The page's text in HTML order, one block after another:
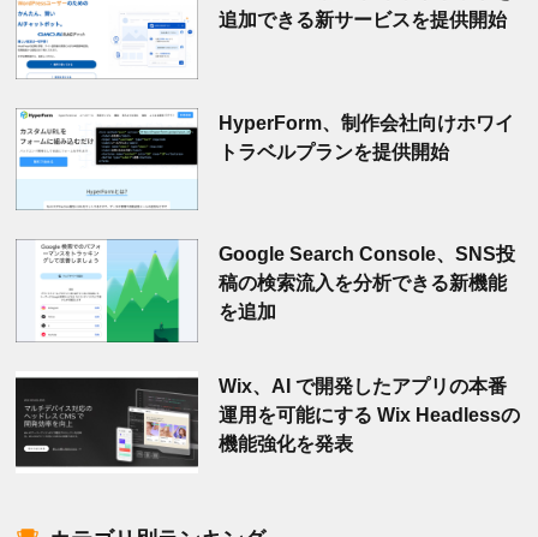
追加できる新サービスを提供開始
HyperForm、制作会社向けホワイ
トラベルプランを提供開始
Google Search Console、SNS投
稿の検索流入を分析できる新機能
を追加
Wix、AI で開発したアプリの本番
運用を可能にする Wix Headlessの
機能強化を発表